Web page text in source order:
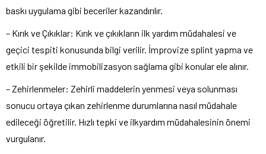
baskı uygulama gibi beceriler kazandırılır.
– Kırık ve Çıkıklar: Kırık ve çıkıkların ilk yardım müdahalesi ve
geçici tespiti konusunda bilgi verilir. İmprovize splint yapma ve
etkili bir şekilde immobilizasyon sağlama gibi konular ele alınır.
– Zehirlenmeler: Zehirli maddelerin yenmesi veya solunması
sonucu ortaya çıkan zehirlenme durumlarına nasıl müdahale
edileceği öğretilir. Hızlı tepki ve ilkyardım müdahalesinin önemi
vurgulanır.